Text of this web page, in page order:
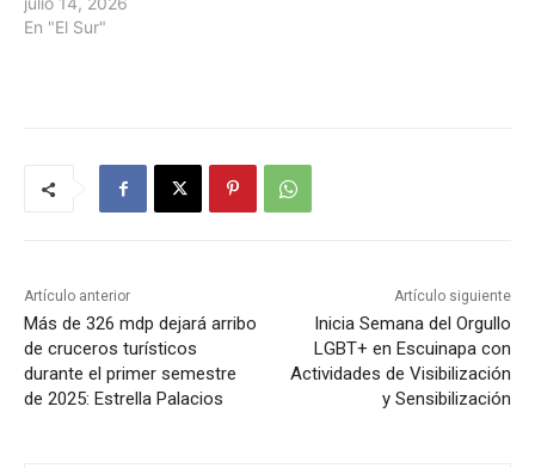
En "El Sur"
Artículo anterior
Más de 326 mdp dejará arribo
de cruceros turísticos
durante el primer semestre
de 2025: Estrella Palacios
Artículo siguiente
Inicia Semana del Orgullo
LGBT+ en Escuinapa con
Actividades de Visibilización
y Sensibilización